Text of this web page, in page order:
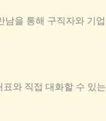
남을 통해 구직자와 기업
와 직접 대화할 수 있는